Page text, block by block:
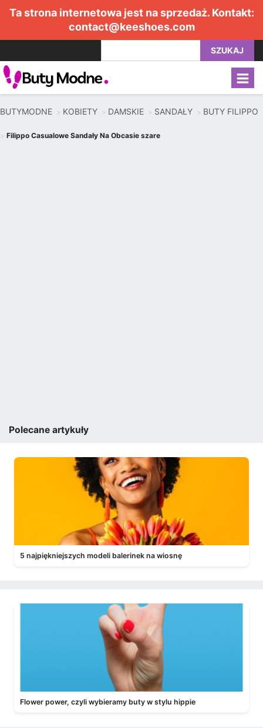
Ta strona internetowa jest na sprzedaż. Kontakt:
contact@keeshoes.com
SZUKAJ
BUTYMODNE KOBIETY DAMSKIE SANDAŁY BUTY FILIPPO
Filippo Casualowe Sandały Na Obcasie szare
Polecane artykuły
5 najpiękniejszych modeli balerinek na wiosnę
Flower power, czyli wybieramy buty w stylu hippie